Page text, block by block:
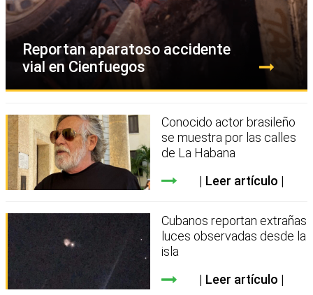
Reportan aparatoso accidente
vial en Cienfuegos
Conocido actor brasileño
se muestra por las calles
de La Habana
Leer artículo
Cubanos reportan extrañas
luces observadas desde la
isla
Leer artículo